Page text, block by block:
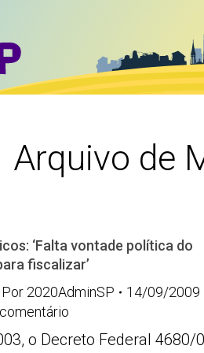
Arquivo de
‘Falta vontade política do
fiscalizar’
Por 2020AdminSP
14/09/2009
o Decreto Federal 4680/